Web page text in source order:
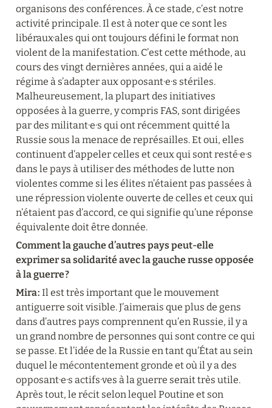
organisons des conférences. À ce stade, c’est notre
activité principale. Il est à noter que ce sont les
libéraux·ales qui ont toujours défini le format non
violent de la manifestation. C’est cette méthode, au
cours des vingt dernières années, qui a aidé le
régime à s’adapter aux opposant·e·s stériles.
Malheureusement, la plupart des initiatives
opposées à la guerre, y compris FAS, sont dirigées
par des militant·e·s qui ont récemment quitté la
Russie sous la menace de représailles. Et oui, elles
continuent d’appeler celles et ceux qui sont resté·e·s
dans le pays à utiliser des méthodes de lutte non
violentes comme si les élites n’étaient pas passées à
une répression violente ouverte de celles et ceux qui
n’étaient pas d’accord, ce qui signifie qu’une réponse
équivalente doit être donnée.
Comment la gauche d’autres pays peut-elle
exprimer sa solidarité avec la gauche russe opposée
à la guerre ?
Mira : Il est très important que le mouvement
antiguerre soit visible. J’aimerais que plus de gens
dans d’autres pays comprennent qu’en Russie, il y a
un grand nombre de personnes qui sont contre ce qui
se passe. Et l’idée de la Russie en tant qu’État au sein
duquel le mécontentement gronde et où il y a des
opposant·e·s actifs·ves à la guerre serait très utile.
Après tout, le récit selon lequel Poutine et son